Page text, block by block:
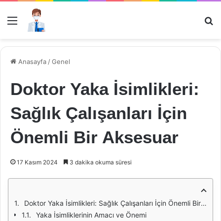
Menü
Anasayfa /Genel
Doktor Yaka İsimlikleri:
Sağlık Çalışanları İçin
Önemli Bir Aksesuar
17 Kasım 2024 3 dakika okuma süresi
Doktor Yaka İsimlikleri: Sağlık Çalışanları İçin Önemli Bir Aksesuar
Yaka İsimliklerinin Amacı ve Önemi